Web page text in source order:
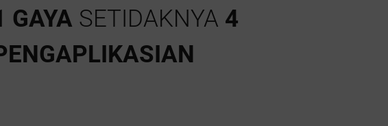
GAYA SETIDAKNYA 4